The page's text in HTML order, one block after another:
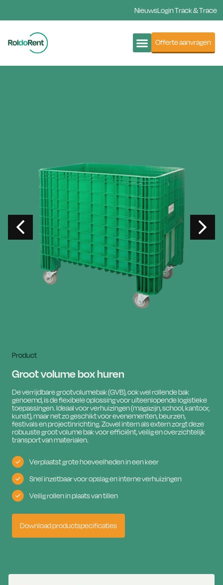
NieuwsLogin Track & Trace
Offerte aanvragen
Product
Groot volume box huren
De verrijdbare grootvolumebak (GVB), ook wel rollende bak
genoemd, is de flexibele oplossing voor uiteenlopende logistieke
toepassingen. Ideaal voor verhuizingen (magazijn, school, kantoor,
kunst), maar net zo geschikt voor evenementen, beurzen,
festivals en projectinrichting. Zowel intern als extern zorgt deze
robuuste groot volume bak voor efficiënt, veilig en overzichtelijk
transport van materialen.
Verplaatst grote hoeveelheden in een keer
Snel inzetbaar voor opslag en interne verhuizingen
Veilig rollen in plaats van tillen
Download productspecificaties